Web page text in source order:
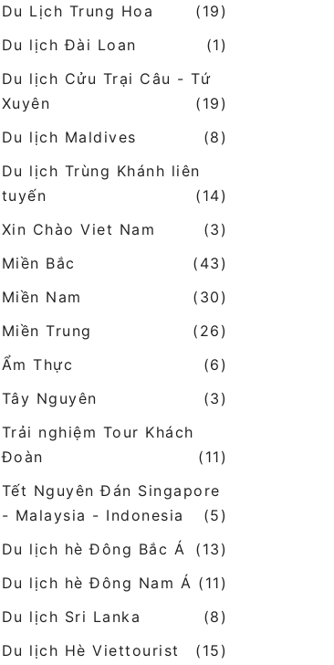
Du Lịch Trung Hoa
(19)
Du lịch Đài Loan
(1)
Du lịch Cửu Trại Câu - Tứ
Xuyên
(19)
Du lịch Maldives
(8)
Du lịch Trùng Khánh liên
tuyến
(14)
Xin Chào Viet Nam
(3)
Miền Bắc
(43)
Miền Nam
(30)
Miền Trung
(26)
Ẩm Thực
(6)
Tây Nguyên
(3)
Trải nghiệm Tour Khách
Đoàn
(11)
Tết Nguyên Đán Singapore
- Malaysia - Indonesia
(5)
Du lịch hè Đông Bắc Á
(13)
Du lịch hè Đông Nam Á (11)
Du lịch Sri Lanka
(8)
Du lịch Hè Viettourist
(15)